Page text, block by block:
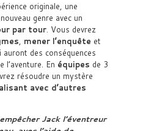
originale, une
nouveau genre avec un
par tour. Vous devrez
, mener l’enquête et
auront des conséquences
l’aventure. En équipes de 3
résoudre un mystère
avec d’autres
Jack l’éventreur